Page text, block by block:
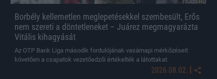
Borbély kellemetlen meglepetésekkel szembesült, Erős
nem szereti a döntetleneket – Juárez megmagyarázta
Vitális kihagyását
Az OTP Bank Liga második fordulójának vasárnapi mérkőzéseit
követően a csapatok vezetőedzői értékelték a látottakat.
2026.08.02. |